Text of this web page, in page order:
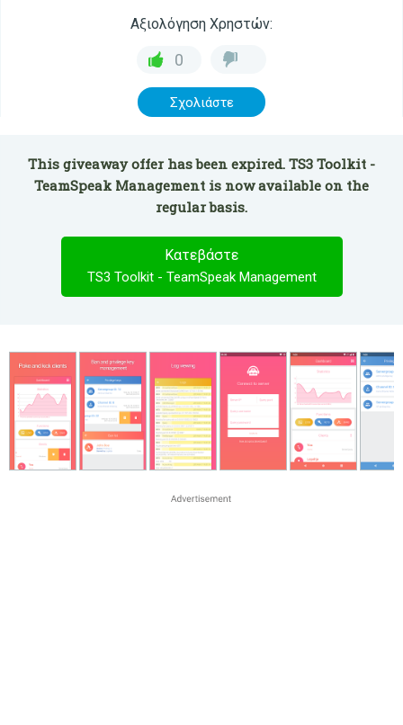
Αξιολόγηση Χρηστών:
0
Σχολιάστε
This giveaway offer has been expired. TS3 Toolkit -
TeamSpeak Management is now available on the
regular basis.
Κατεβάστε
TS3 Toolkit - TeamSpeak Management